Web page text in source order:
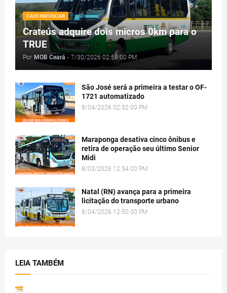
CAIO INDUSCAR
Crateús adquire dois micros 0km para o
TRUE
Por MOB Ceará - 7/30/2026 02:58:00 PM
São José será a primeira a testar o OF-
1721 automatizado
8/04/2026 02:32:00 PM
Maraponga desativa cinco ônibus e
retira de operação seu último Senior
Midi
8/03/2026 12:54:00 PM
Natal (RN) avança para a primeira
licitação do transporte urbano
8/04/2026 12:50:00 PM
LEIA TAMBÉM